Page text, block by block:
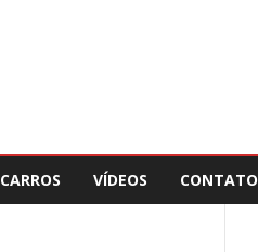
CARROS VÍDEOS CONTATO